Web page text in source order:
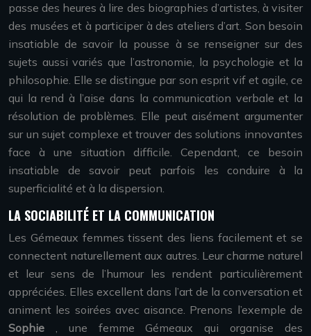
passe des heures à lire des biographies d’artistes, à visiter
des musées et à participer à des ateliers d’art. Son besoin
insatiable de savoir la pousse à se renseigner sur des
sujets aussi variés que l’astronomie, la psychologie et la
philosophie. Elle se distingue par son esprit vif et agile, ce
qui la rend à l’aise dans la communication verbale et la
résolution de problèmes. Elle peut aisément argumenter
sur un sujet complexe et trouver des solutions innovantes
face à une situation difficile. Cependant, ce besoin
insatiable de savoir peut parfois les conduire à la
superficialité et à la dispersion.
LA SOCIABILITÉ ET LA COMMUNICATION
Les Gémeaux femmes tissent des liens facilement et se
connectent naturellement aux autres. Leur charme naturel
et leur sens de l’humour les rendent particulièrement
appréciées. Elles excellent dans l’art de la conversation et
animent les soirées avec aisance. Prenons l’exemple de
Sophie , une femme Gémeaux qui organise des